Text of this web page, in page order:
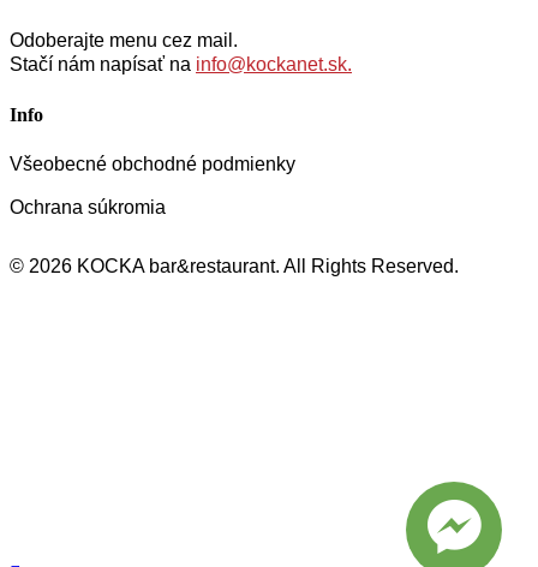
Odoberajte menu cez mail.
Stačí nám napísať na info@kockanet.sk.
Info
Všeobecné obchodné podmienky
Ochrana súkromia
© 2026 KOCKA bar&restaurant. All Rights Reserved.
facebook
messenger
email